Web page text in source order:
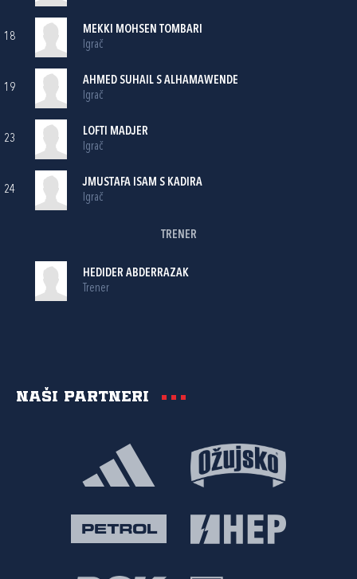
18
MEKKI MOHSEN TOMBARI
Igrač
19
AHMED SUHAIL S ALHAMAWENDE
Igrač
23
LOFTI MADJER
Igrač
24
JMUSTAFA ISAM S KADIRA
Igrač
TRENER
HEDIDER ABDERRAZAK
Trener
Naši partneri